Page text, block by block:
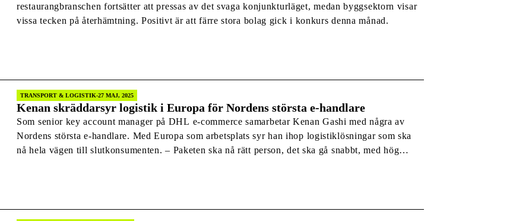
restaurangbranschen fortsätter att pressas av det svaga konjunkturläget, medan byggsektorn visar
vissa tecken på återhämtning. Positivt är att färre stora bolag gick i konkurs denna månad.
TRANSPORT & LOGISTIK 27 MAJ, 2025
Kenan skräddarsyr logistik i Europa för Nordens största e-handlare
Som senior key account manager på DHL e-commerce samarbetar Kenan Gashi med några av
Nordens största e-handlare. Med Europa som arbetsplats syr han ihop logistiklösningar som ska
nå hela vägen till slutkonsumenten. – Paketen ska nå rätt person, det ska gå snabbt, med hög